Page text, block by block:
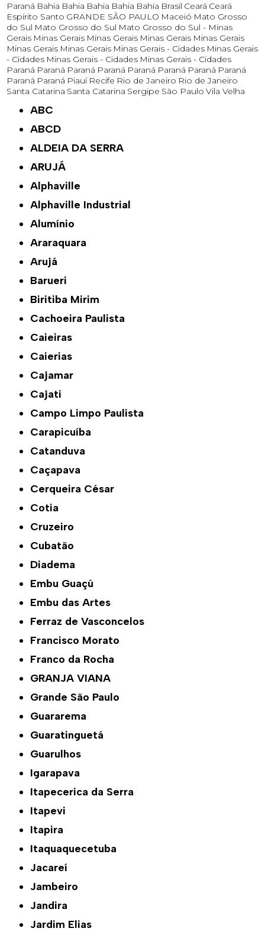
Paraná Bahia Bahia Bahia Bahia Bahia Brasil Ceará Ceará
Espírito Santo GRANDE SÃO PAULO Maceió Mato Grosso
do Sul Mato Grosso do Sul Mato Grosso do Sul - Minas
Gerais Minas Gerais Minas Gerais Minas Gerais Minas Gerais
Minas Gerais Minas Gerais Minas Gerais - Cidades Minas Gerais
- Cidades Minas Gerais - Cidades Minas Gerais - Cidades
Paraná Paraná Paraná Paraná Paraná Paraná Paraná Paraná
Paraná Paraná Piauí Recife Rio de Janeiro Rio de Janeiro
Santa Catarina Santa Catarina Sergipe São Paulo Vila Velha
ABC
ABCD
ALDEIA DA SERRA
ARUJÁ
Alphaville
Alphaville Industrial
Alumínio
Araraquara
Arujá
Barueri
Biritiba Mirim
Cachoeira Paulista
Caieiras
Caierias
Cajamar
Cajati
Campo Limpo Paulista
Carapicuíba
Catanduva
Caçapava
Cerqueira César
Cotia
Cruzeiro
Cubatão
Diadema
Embu Guaçú
Embu das Artes
Ferraz de Vasconcelos
Francisco Morato
Franco da Rocha
GRANJA VIANA
Grande São Paulo
Guararema
Guaratinguetá
Guarulhos
Igarapava
Itapecerica da Serra
Itapevi
Itapira
Itaquaquecetuba
Jacareí
Jambeiro
Jandira
Jardim Elias